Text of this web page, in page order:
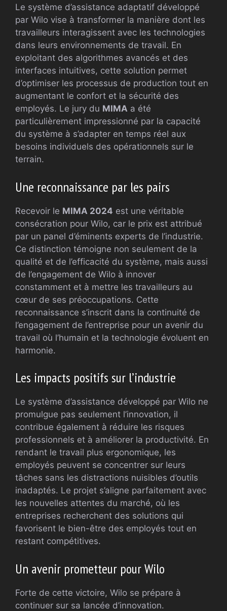
Le système d’assistance adaptatif développé
par Wilo vise à transformer la manière dont les
travailleurs interagissent avec les technologies
dans leurs environnements de travail. En
exploitant des algorithmes avancés et des
interfaces intuitives, cette solution permet
d’optimiser les processus de production tout en
augmentant le confort et la sécurité des
employés. Le jury du MIMA a été
particulièrement impressionné par la capacité
du système à s’adapter en temps réel aux
besoins individuels des opérationnels sur le
terrain.
Une reconnaissance par les pairs
Recevoir le MIMA 2024 est une véritable
consécration pour Wilo, car le prix est attribué
par un panel d’éminents experts de l’industrie.
Ce distinction témoigne non seulement de la
qualité et de l’efficacité du système, mais aussi
de l’engagement de Wilo à innover
constamment et à mettre les travailleurs au
cœur de ses préoccupations. Cette
reconnaissance s’inscrit dans la continuité de
l’engagement de l’entreprise pour un avenir du
travail où l’humain et la technologie évoluent en
harmonie.
Les impacts positifs sur l’industrie
Le système d’assistance développé par Wilo ne
promulgue pas seulement l’innovation, il
contribue également à réduire les risques
professionnels et à améliorer la productivité. En
rendant le travail plus ergonomique, les
employés peuvent se concentrer sur leurs
tâches sans les distractions nuisibles d’outils
inadaptés. Le projet s’aligne parfaitement avec
les nouvelles attentes du marché, où les
entreprises recherchent des solutions qui
favorisent le bien-être des employés tout en
restant compétitives.
Un avenir prometteur pour Wilo
Forte de cette victoire, Wilo se prépare à
continuer sur sa lancée d’innovation.